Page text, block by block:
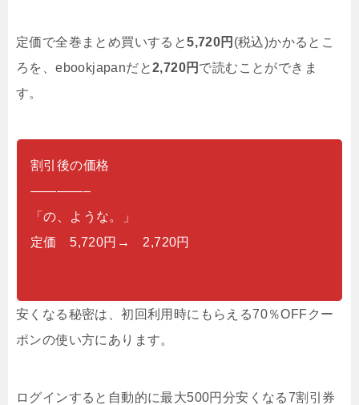
定価で全巻まとめ買いすると5,720円 (税込)かかるとこ
ろを、ebookjapanだと2,720円 で読むことができま
す。
割引後の価格
————–
「の、ような。」
定価 5,720円→ 2,720円
安くなる秘密は、初回利用時にもらえる70％OFFクー
ポンの使い方にあります。
ログインすると自動的に最大500円分安くなる7割引券